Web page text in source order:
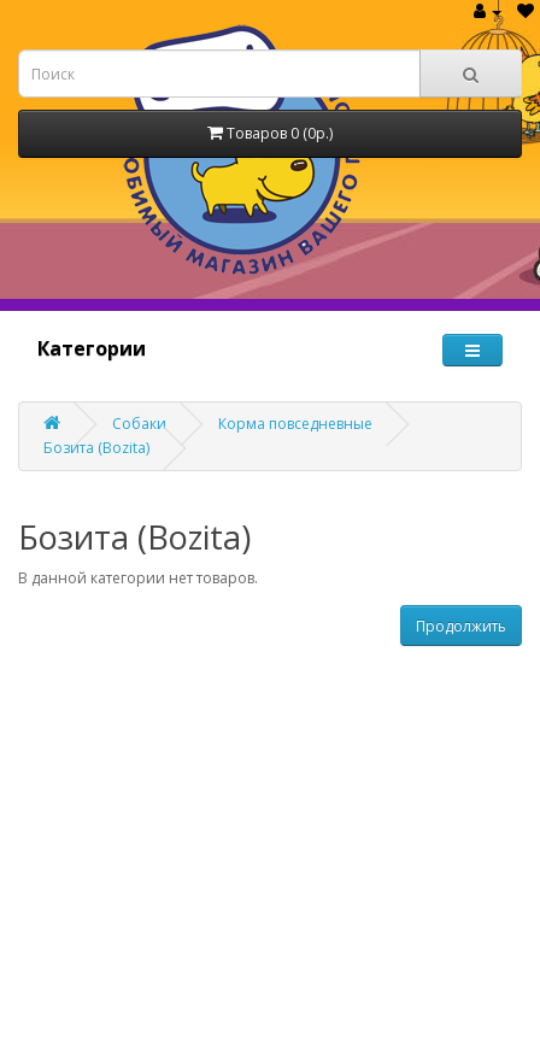
Товаров 0 (0р.)
Категории
Собаки
Корма повседневные
Бозита (Bozita)
Бозита (Bozita)
В данной категории нет товаров.
Продолжить